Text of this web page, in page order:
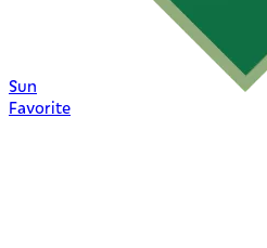
Sun
Favorite